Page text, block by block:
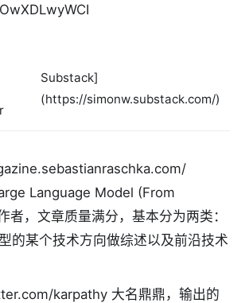
Substack]
(https://simonw.substack.com/)
Language Model (From
者，文章质量满分，基本分为两类：
的某个技术方向做综述以及前沿技术
karpathy 大名鼎鼎，输出的